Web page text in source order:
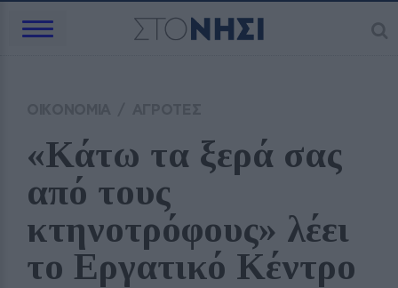
«Κάτω τα ξερά σας
από τους
κτηνοτρόφους» λέει
το Εργατικό Κέντρο